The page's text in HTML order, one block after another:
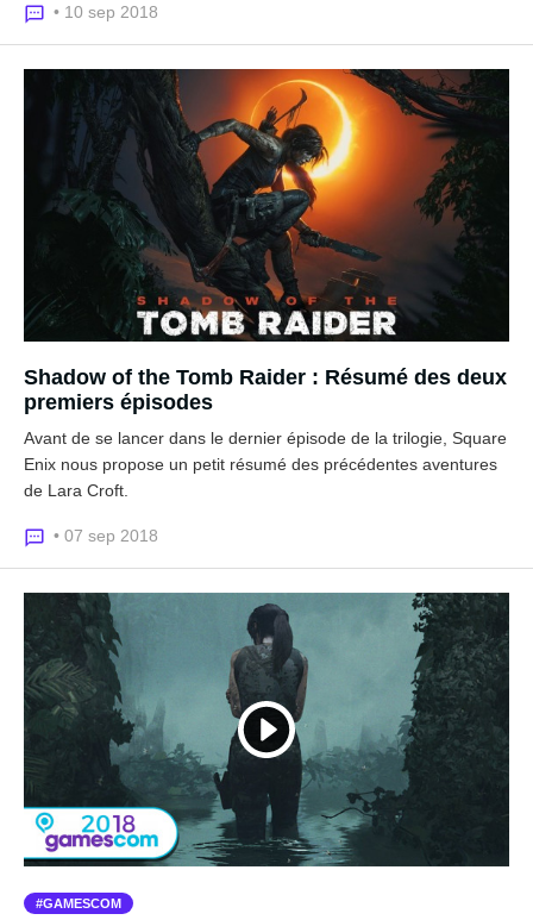
• 10 sep 2018
Shadow of the Tomb Raider : Résumé des deux
premiers épisodes
Avant de se lancer dans le dernier épisode de la trilogie, Square
Enix nous propose un petit résumé des précédentes aventures
de Lara Croft.
• 07 sep 2018
GAMESCOM